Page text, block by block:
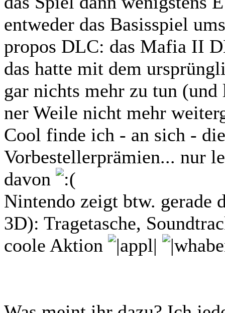
entweder das Basisspiel
propos DLC: das Mafia II
das hatte mit dem
gar nichts mehr zu tun
ner Weile nicht mehr
Cool finde ich - an sich -
Vorbestellerprämien... nur
davon
Nintendo zeigt btw. gerade
3D): Tragetasche,
coole Aktion